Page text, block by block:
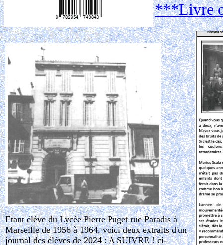
***Livre
Etant élève du Lycée Pierre Puget rue Paradis à
Marseille de 1956 à 1964, voici deux extraits d'un
journal des élèves de 2024 : A SUIVRE ! ci-